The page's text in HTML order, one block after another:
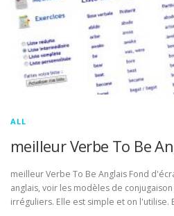
ALL
meilleur Verbe To Be
meilleur Verbe To Be Anglais Fond
anglais, voir les modèles de
irréguliers. Elle est simple et on l'utilise.